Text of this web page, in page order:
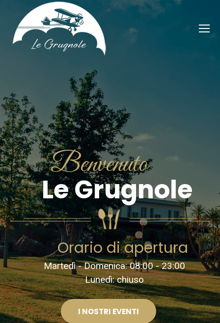
Le Grugnole
Benvenuto
Orario di apertura
Martedì - Domenica: 08:00 - 23:00
Lunedì: chiuso
I NOSTRI EVENTI